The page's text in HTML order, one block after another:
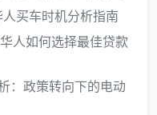
买车时机分析指南
人如何选择最佳贷款
：政策转向下的电动